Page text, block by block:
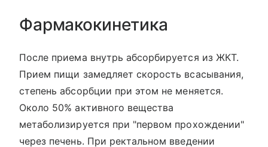
Фармакокинетика
После приема внутрь абсорбируется из ЖКТ.
Прием пищи замедляет скорость всасывания,
степень абсорбции при этом не меняется.
Около 50% активного вещества
метаболизируется при "первом прохождении"
через печень. При ректальном введении